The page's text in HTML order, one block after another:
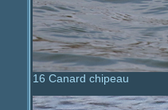
16 Canard chipeau